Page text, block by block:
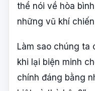
thể nói về hòa
những vũ khí
Làm sao chúng ta
khi lại biện minh
chính đáng bằng